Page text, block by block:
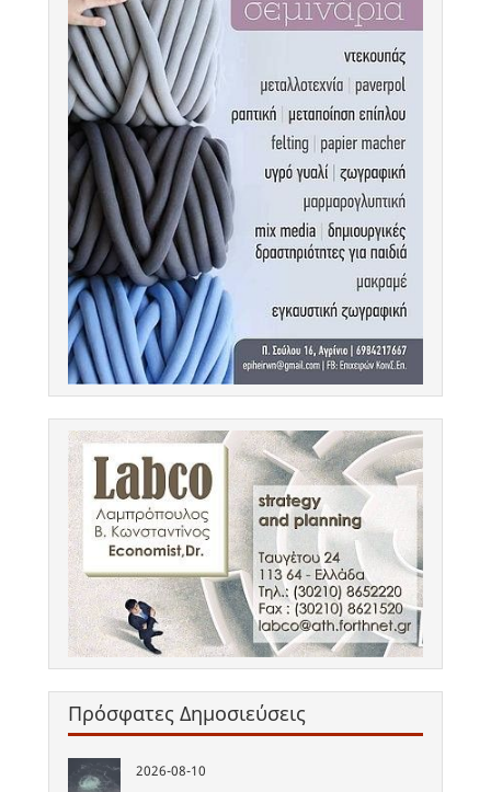
Πρόσφατες Δημοσιεύσεις
2026-08-10